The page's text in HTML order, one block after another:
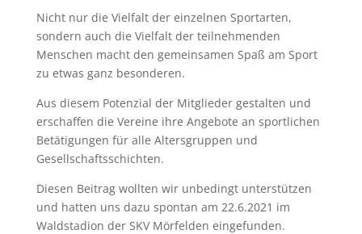
Nicht nur die Vielfalt der einzelnen Sportarten,
sondern auch die Vielfalt der teilnehmenden
Menschen macht den gemeinsamen Spaß am Sport
zu etwas ganz besonderen.
Aus diesem Potenzial der Mitglieder gestalten und
erschaffen die Vereine ihre Angebote an sportlichen
Betätigungen für alle Altersgruppen und
Gesellschaftsschichten.
Diesen Beitrag wollten wir unbedingt unterstützen
und hatten uns dazu spontan am 22.6.2021 im
Waldstadion der SKV Mörfelden eingefunden.